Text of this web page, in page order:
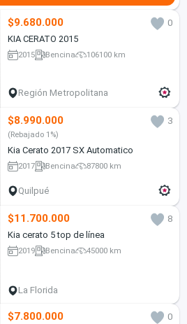
$9.680.000
0
KIA CERATO 2015
2015 Bencina 106100 km
Región Metropolitana
$8.990.000 3
(Rebajado 1%)
Kia Cerato 2017 SX Automatico
2017 Bencina 87800 km
Quilpué
$11.700.000
8
Kia cerato 5 top de línea
2019 Bencina 45000 km
La Florida
$7.800.000
0